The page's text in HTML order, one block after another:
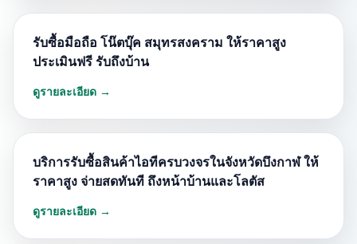
รับซื้อมือถือ โน๊ตบุ๊ค สมุทรสงคราม ให้ราคาสูง
ประเมินฟรี รับถึงบ้าน
ดูรายละเอียด →
บริการรับซื้อสินค้าไอทีครบวงจรในจังหวัดบึงกาฬ ให้
ราคาสูง จ่ายสดทันที ถึงหน้าบ้านและโลตัส
ดูรายละเอียด →